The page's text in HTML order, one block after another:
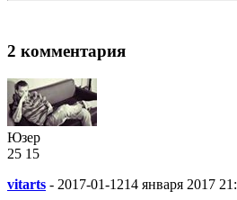
2 комментария
Юзер
25 1 5
vitarts - 2017-01-1214 января 2017